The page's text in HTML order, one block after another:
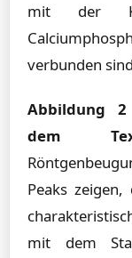
mit der
verbunden
Abbildung
dem
Peaks
mit dem